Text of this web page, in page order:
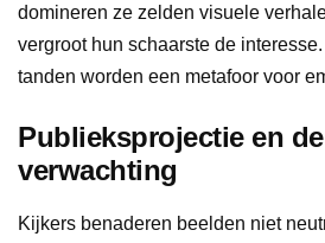
domineren ze zelden visuele
vergroot hun schaarste de
tanden worden een metafoor voor
Publieksprojectie en
verwachting
Kijkers benaderen beelden niet